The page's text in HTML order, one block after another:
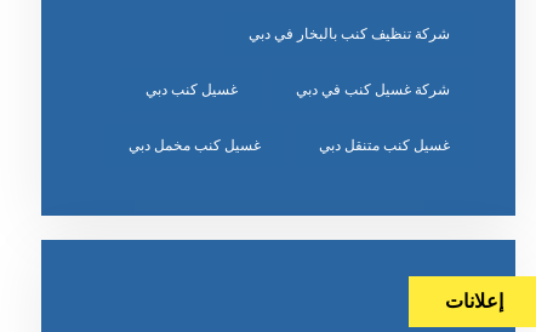
شركة تنظيف كنب بالبخار في دبي
شركة غسيل كنب في دبي غسيل كنب دبي
غسيل كنب متنقل دبي غسيل كنب مخمل دبي
إعلانات